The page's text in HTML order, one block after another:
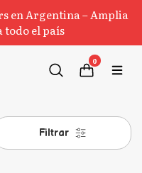
en Argentina – Amplia
todo el país
0
Filtrar